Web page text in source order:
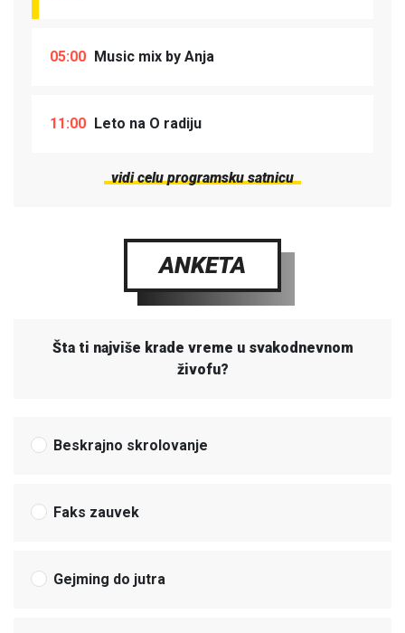
05:00 Music mix by Anja
11:00 Leto na O radiju
vidi celu programsku satnicu
ANKETA
Šta ti najviše krade vreme u svakodnevnom
živofu?
Beskrajno skrolovanje
Faks zauvek
Gejming do jutra